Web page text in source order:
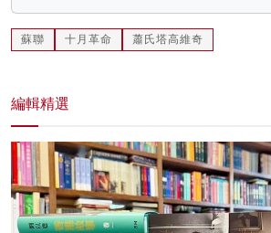
蘇聯 十月革命 蕭氏塔高維奇
編輯精選